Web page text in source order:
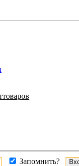
Запомнить?